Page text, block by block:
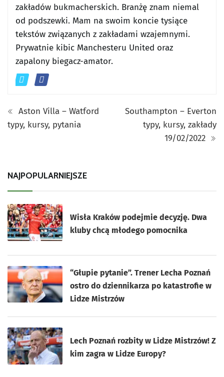
zakładów bukmacherskich. Branżę znam niemal
od podszewki. Mam na swoim koncie tysiące
tekstów związanych z zakładami wzajemnymi.
Prywatnie kibic Manchesteru United oraz
zapalony biegacz-amator.
Aston Villa – Watford
typy, kursy, pytania
Southampton – Everton
typy, kursy, zakłady
19/02/2022
NAJPOPULARNIEJSZE
Wisła Kraków podejmie decyzję. Dwa
kluby chcą młodego pomocnika
“Głupie pytanie”. Trener Lecha Poznań
ostro do dziennikarza po katastrofie w
Lidze Mistrzów
Lech Poznań rozbity w Lidze Mistrzów! Z
kim zagra w Lidze Europy?